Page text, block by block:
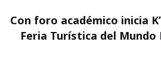
Con foro académico inicia
Feria Turística del Mundo